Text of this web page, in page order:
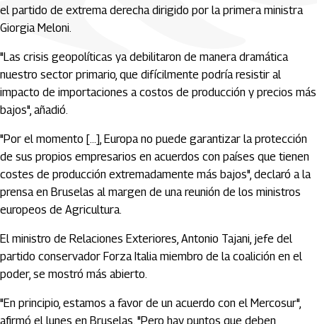
el partido de extrema derecha dirigido por la primera ministra
Giorgia Meloni.
"Las crisis geopolíticas ya debilitaron de manera dramática
nuestro sector primario, que difícilmente podría resistir al
impacto de importaciones a costos de producción y precios más
bajos", añadió.
"Por el momento [...], Europa no puede garantizar la protección
de sus propios empresarios en acuerdos con países que tienen
costes de producción extremadamente más bajos", declaró a la
prensa en Bruselas al margen de una reunión de los ministros
europeos de Agricultura.
El ministro de Relaciones Exteriores, Antonio Tajani, jefe del
partido conservador Forza Italia miembro de la coalición en el
poder, se mostró más abierto.
"En principio, estamos a favor de un acuerdo con el Mercosur",
afirmó el lunes en Bruselas. "Pero hay puntos que deben